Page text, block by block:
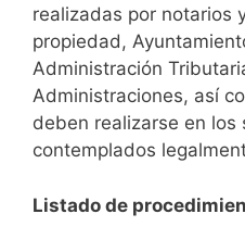
realizadas por notarios
propiedad,
Administración
Administraciones, así
deben realizarse en los
contemplados
Listado de